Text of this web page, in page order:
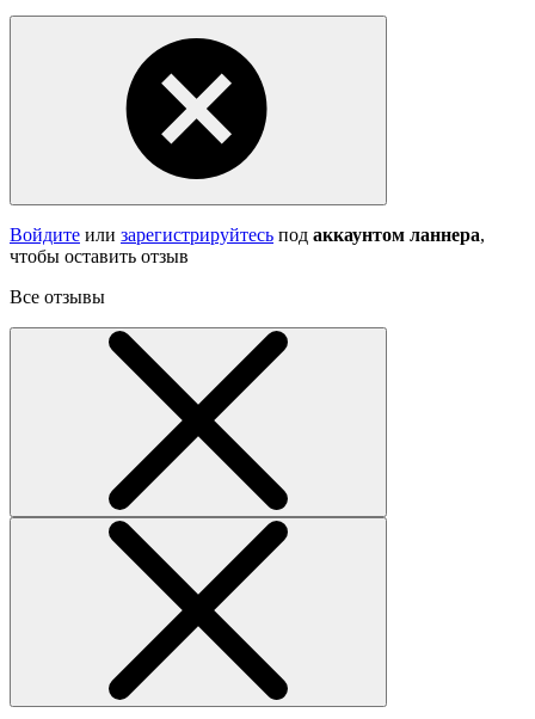
Войдите или зарегистрируйтесь под аккаунтом ланнера,
чтобы оставить отзыв
Все отзывы